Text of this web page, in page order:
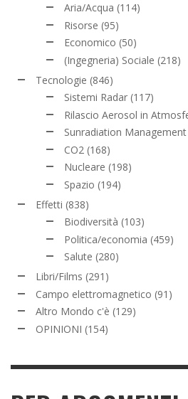
Aria/Acqua (114)
Risorse (95)
Economico (50)
(Ingegneria) Sociale (218)
Tecnologie (846)
Sistemi Radar (117)
Rilascio Aerosol in
Sunradiation Management
CO2 (168)
Nucleare (198)
Spazio (194)
Effetti (838)
Biodiversità (103)
Politica/economia (459)
Salute (280)
Libri/Films (291)
Campo elettromagnetico (91)
Altro Mondo c'è (129)
OPINIONI (154)